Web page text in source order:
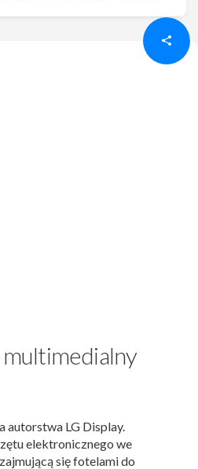
autorstwa LG Display.
elektronicznego we
się fotelami do